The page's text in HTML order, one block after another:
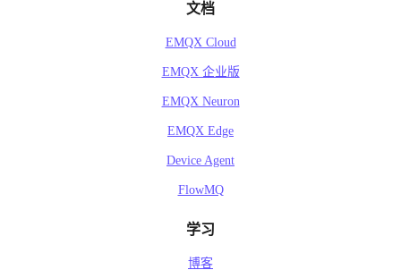
文档
EMQX Cloud
EMQX 企业版
EMQX Neuron
EMQX Edge
Device Agent
FlowMQ
学习
博客